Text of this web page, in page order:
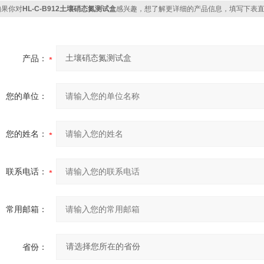
你对HL-C-B912土壤硝态氮测试盒感兴趣，想了解更详细的产品信息，填写下表
产品：
您的单位：
您的姓名：
联系电话：
常用邮箱：
省份：